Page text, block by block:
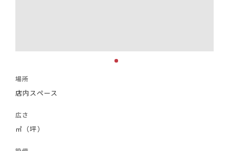
場所
店内スペース
広さ
㎡（坪）